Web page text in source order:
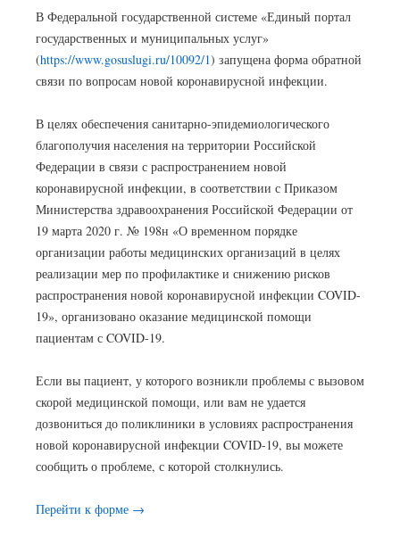
В Федеральной государственной системе «Единый портал
государственных и муниципальных услуг»
(https://www.gosuslugi.ru/10092/1) запущена форма обратной
связи по вопросам новой коронавирусной инфекции.
В целях обеспечения санитарно-эпидемиологического
благополучия населения на территории Российской
Федерации в связи с распространением новой
коронавирусной инфекции, в соответствии с Приказом
Министерства здравоохранения Российской Федерации от
19 марта 2020 г. № 198н «О временном порядке
организации работы медицинских организаций в целях
реализации мер по профилактике и снижению рисков
распространения новой коронавирусной инфекции COVID-
19», организовано оказание медицинской помощи
пациентам с COVID-19.
Если вы пациент, у которого возникли проблемы с вызовом
скорой медицинской помощи, или вам не удается
дозвониться до поликлиники в условиях распространения
новой коронавирусной инфекции COVID-19, вы можете
сообщить о проблеме, с которой столкнулись.
Перейти к форме →